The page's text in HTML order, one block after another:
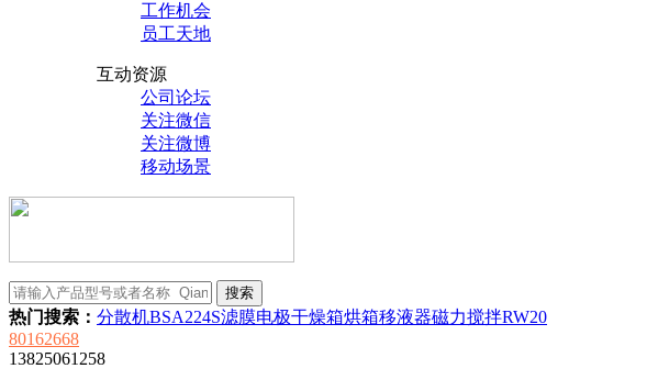
工作机会
员工天地
互动资源
公司论坛
关注微信
关注微博
移动场景
热门搜索： 分散机BSA224S滤膜电极干燥箱烘箱移液器磁力搅拌RW20
80162668
13825061258